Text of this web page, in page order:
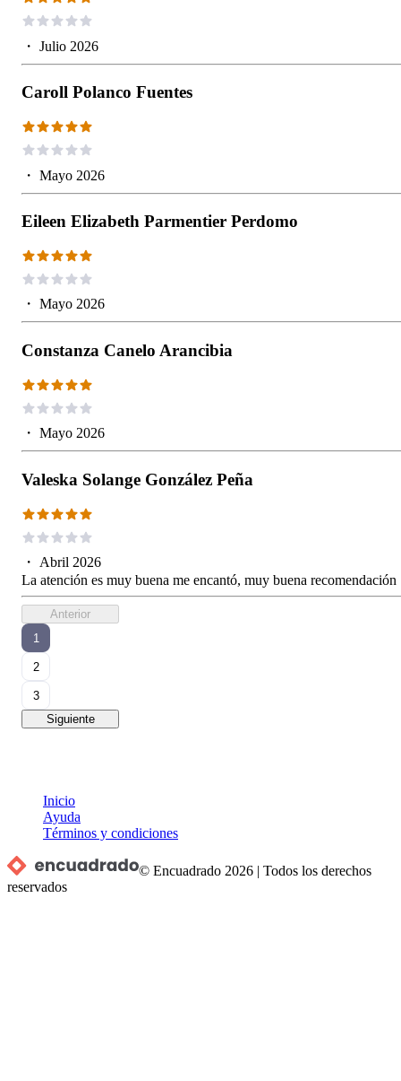
・ Julio 2026
Caroll Polanco Fuentes
・ Mayo 2026
Eileen Elizabeth Parmentier Perdomo
・ Mayo 2026
Constanza Canelo Arancibia
・ Mayo 2026
Valeska Solange González Peña
・ Abril 2026
La atención es muy buena me encantó, muy buena recomendación
Anterior
1
2
3
Siguiente
Inicio
Ayuda
Términos y condiciones
© Encuadrado 2026 |Todos los derechos
reservados